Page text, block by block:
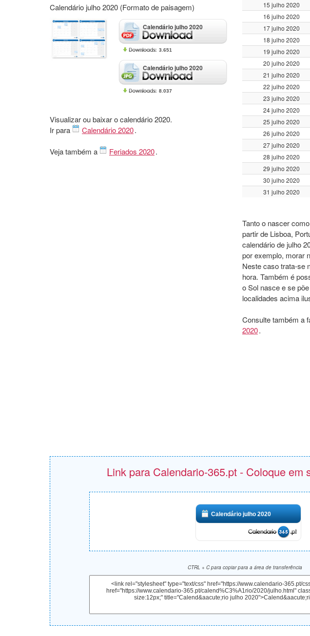
Calendário julho 2020 (Formato de paisagem)
Calendário julho 2020
3.651
Calendário julho 2020
8.037
Visualizar ou baixar o calendário 2020.
Ir para
Calendário 2020.
Veja também a Feriados 2020.
15 julho 2020
16 julho 2020
17 julho 2020
18 julho 2020
19 julho 2020
20 julho 2020
21 julho 2020
22 julho 2020
23 julho 2020
24 julho 2020
25 julho 2020
26 julho 2020
27 julho 2020
28 julho 2020
29 julho 2020
30 julho 2020
31 julho 2020
Tanto o nascer
partir de Lisboa,
calendário de julho
por exemplo, morar
Neste caso trata-se
hora. Também é
o Sol nasce e se
localidades acima
Consulte também a
2020.
Link para Calendario-365.pt - Coloque em
Calendário julho 2020
CTRL + C para copiar para a área de transferência